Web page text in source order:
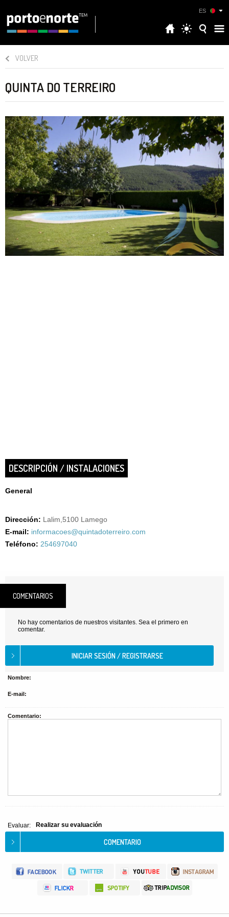
ES
VOLVER
QUINTA DO TERREIRO
DESCRIPCIÓN / INSTALACIONES
General
Dirección: Lalim,5100 Lamego
E-mail: informacoes@quintadoterreiro.com
Teléfono: 254697040
COMENTARIOS
No hay comentarios de nuestros visitantes. Sea el primero en
comentar.
Nombre:
E-mail:
Comentario:
Evaluar: Realizar su evaluación